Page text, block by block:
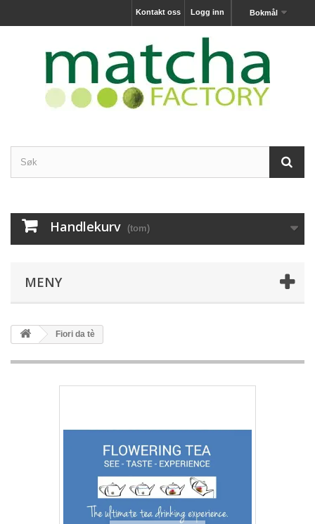
Bokmål
Logg inn
Kontakt oss
Handlekurv (tom)
MENY
Fiori da tè